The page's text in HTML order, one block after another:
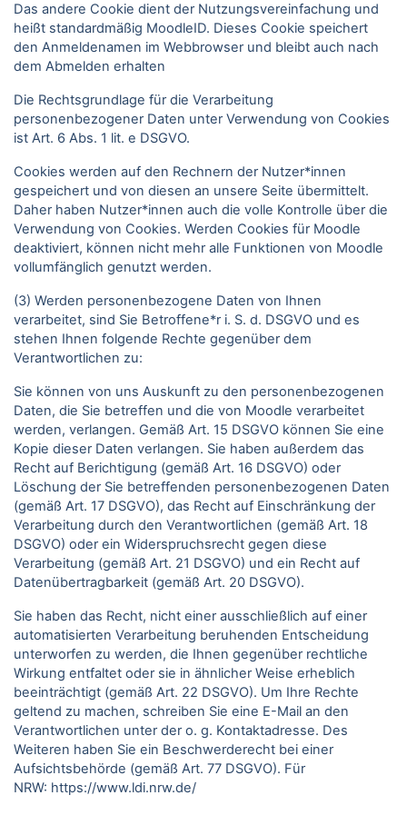
Das andere Cookie dient der Nutzungsvereinfachung und
heißt standardmäßig MoodleID. Dieses Cookie speichert
den Anmeldenamen im Webbrowser und bleibt auch nach
dem Abmelden erhalten
Die Rechtsgrundlage für die Verarbeitung
personenbezogener Daten unter Verwendung von Cookies
ist Art. 6 Abs. 1 lit. e DSGVO.
Cookies werden auf den Rechnern der Nutzer*innen
gespeichert und von diesen an unsere Seite übermittelt.
Daher haben Nutzer*innen auch die volle Kontrolle über die
Verwendung von Cookies. Werden Cookies für Moodle
deaktiviert, können nicht mehr alle Funktionen von Moodle
vollumfänglich genutzt werden.
(3) Werden personenbezogene Daten von Ihnen
verarbeitet, sind Sie Betroffene*r i. S. d. DSGVO und es
stehen Ihnen folgende Rechte gegenüber dem
Verantwortlichen zu:
Sie können von uns Auskunft zu den personenbezogenen
Daten, die Sie betreffen und die von Moodle verarbeitet
werden, verlangen. Gemäß Art. 15 DSGVO können Sie eine
Kopie dieser Daten verlangen. Sie haben außerdem das
Recht auf Berichtigung (gemäß Art. 16 DSGVO) oder
Löschung der Sie betreffenden personenbezogenen Daten
(gemäß Art. 17 DSGVO), das Recht auf Einschränkung der
Verarbeitung durch den Verantwortlichen (gemäß Art. 18
DSGVO) oder ein Widerspruchsrecht gegen diese
Verarbeitung (gemäß Art. 21 DSGVO) und ein Recht auf
Datenübertragbarkeit (gemäß Art. 20 DSGVO).
Sie haben das Recht, nicht einer ausschließlich auf einer
automatisierten Verarbeitung beruhenden Entscheidung
unterworfen zu werden, die Ihnen gegenüber rechtliche
Wirkung entfaltet oder sie in ähnlicher Weise erheblich
beeinträchtigt (gemäß Art. 22 DSGVO). Um Ihre Rechte
geltend zu machen, schreiben Sie eine E-Mail an den
Verantwortlichen unter der o. g. Kontaktadresse. Des
Weiteren haben Sie ein Beschwerderecht bei einer
Aufsichtsbehörde (gemäß Art. 77 DSGVO). Für
NRW: https://www.ldi.nrw.de/